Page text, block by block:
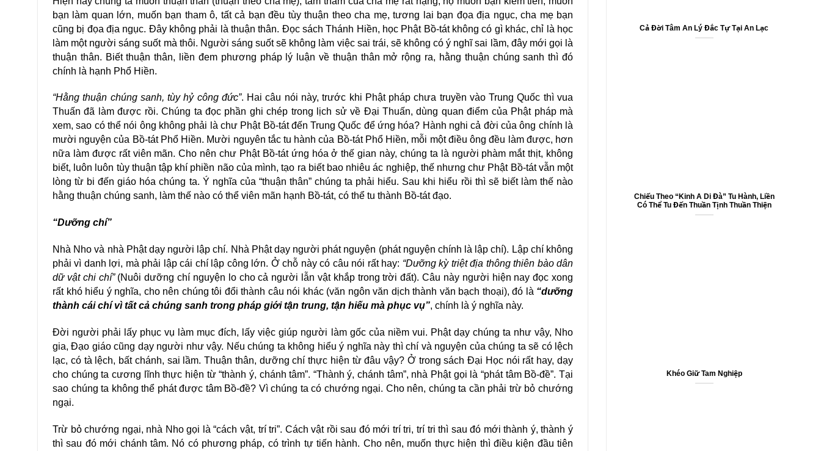
bạn làm quan lớn, muốn bạn tham ô, tất cả bạn đều tùy thuận theo cha mẹ, tương lai bạn đọa địa ngục, cha mẹ bạn
cũng bị đọa địa ngục. Đây không phải là thuận thân. Đọc sách Thánh Hiền, học Phật Bồ-tát không có gì khác, chỉ là học
làm một người sáng suốt mà thôi. Người sáng suốt sẽ không làm việc sai trái, sẽ không có ý nghĩ sai lầm, đây mới gọi là
thuận thân. Biết thuận thân, liền đem phương pháp lý luận về thuận thân mở rộng ra, hằng thuận chúng sanh thì đó
chính là hạnh Phổ Hiền.
“Hằng thuận chúng sanh, tùy hỷ công đức”. Hai câu nói này, trước khi Phật pháp chưa truyền vào Trung Quốc thì vua
Thuấn đã làm được rồi. Chúng ta đọc phần ghi chép trong lịch sử về Đại Thuấn, dùng quan điểm của Phật pháp mà
xem, sao có thể nói ông không phải là chư Phật Bồ-tát đến Trung Quốc để ứng hóa? Hành nghi cả đời của ông chính là
mười nguyện của Bồ-tát Phổ Hiền. Mười nguyên tắc tu hành của Bồ-tát Phổ Hiền, mỗi một điều ông đều làm được, hơn
nữa làm được rất viên mãn. Cho nên chư Phật Bồ-tát ứng hóa ở thế gian này, chúng ta là người phàm mắt thịt, không
biết, luôn luôn tùy thuận tập khí phiền não của mình, tạo ra biết bao nhiêu ác nghiệp, thế nhưng chư Phật Bồ-tát vẫn một
lòng từ bi đến giáo hóa chúng ta. Ý nghĩa của “thuận thân” chúng ta phải hiểu. Sau khi hiểu rồi thì sẽ biết làm thế nào
hằng thuận chúng sanh, làm thế nào có thể viên mãn hạnh Bồ-tát, có thể tu thành Bồ-tát đạo.
“Dưỡng chí”
Nhà Nho và nhà Phật dạy người lập chí. Nhà Phật dạy người phát nguyện (phát nguyện chính là lập chí). Lập chí không
phải vì danh lợi, mà phải lập cái chí lập công lớn. Ở chỗ này có câu nói rất hay: “Dưỡng kỳ triệt địa thông thiên bào dân
dữ vật chi chí”(Nuôi dưỡng chí nguyện lo cho cả người lẫn vật khắp trong trời đất). Câu này người hiện nay đọc xong
rất khó hiểu ý nghĩa, cho nên chúng tôi đổi thành câu nói khác (văn ngôn văn dịch thành văn bạch thoại), đó là “dưỡng
thành cái chí vì tất cả chúng sanh trong pháp giới tận trung, tận hiếu mà phục vụ”, chính là ý nghĩa này.
Đời người phải lấy phục vụ làm mục đích, lấy việc giúp người làm gốc của niềm vui. Phật dạy chúng ta như vậy, Nho
gia, Đạo giáo cũng dạy người như vậy. Nếu chúng ta không hiểu ý nghĩa này thì chí và nguyện của chúng ta sẽ có lệch
lạc, có tà lệch, bất chánh, sai lầm. Thuận thân, dưỡng chí thực hiện từ đâu vậy? Ở trong sách Đại Học nói rất hay, dạy
cho chúng ta cương lĩnh thực hiện từ “thành ý, chánh tâm”. “Thành ý, chánh tâm”, nhà Phật gọi là “phát tâm Bồ-đề”. Tại
sao chúng ta không thể phát được tâm Bồ-đề? Vì chúng ta có chướng ngại. Cho nên, chúng ta cần phải trừ bỏ chướng
ngại.
Trừ bỏ chướng ngại, nhà Nho gọi là “cách vật, trí tri”. Cách vật rồi sau đó mới trí tri, trí tri thì sau đó mới thành ý, thành ý
thì sau đó mới chánh tâm. Nó có phương pháp, có trình tự tiến hành. Cho nên, muốn thực hiện thì điều kiện đầu tiên
Cả Đời Tâm An Lý Đắc Tự Tại An Lạc
Chiếu Theo “Kinh A Di Đà” Tu Hành, Liền
Có Thể Tu Đến Thuần Tịnh Thuần Thiện
Khéo Giữ Tam Nghiệp